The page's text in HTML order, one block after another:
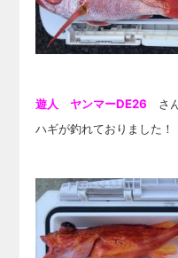
遊人 ヤンマーDE26 さ
ハギが釣れておりました！